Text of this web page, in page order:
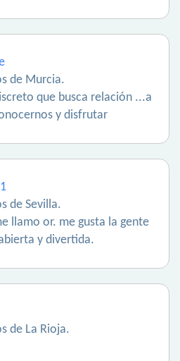
de Murcia.
que busca relación ...a
y disfrutar
de Sevilla.
llamo or. me gusta la gente
y divertida.
de La Rioja.